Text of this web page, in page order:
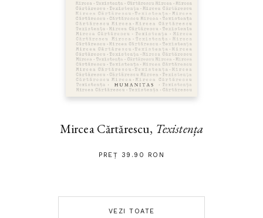
Mircea Cărtărescu, Texistența
PREȚ 39.90 RON
VEZI TOATE